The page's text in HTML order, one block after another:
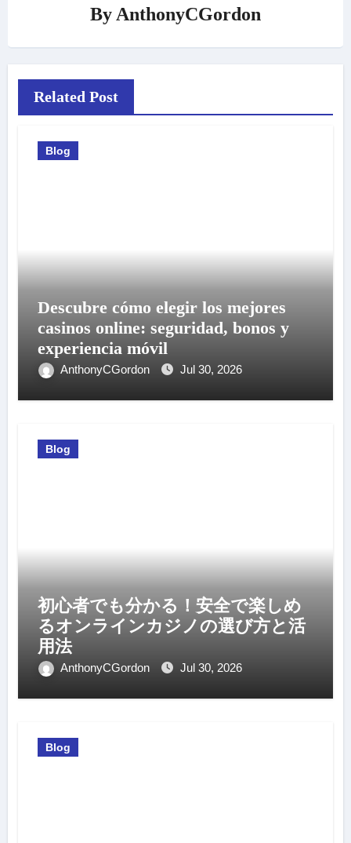
By AnthonyCGordon
Related Post
Blog
Descubre cómo elegir los mejores
casinos online: seguridad, bonos y
experiencia móvil
AnthonyCGordon Jul 30, 2026
Blog
初心者でも分かる！安全で楽しめ
るオンラインカジノの選び方と活
用法
AnthonyCGordon Jul 30, 2026
Blog